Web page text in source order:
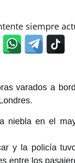
siempre
varados a
niebla en el
y la policía
entre los